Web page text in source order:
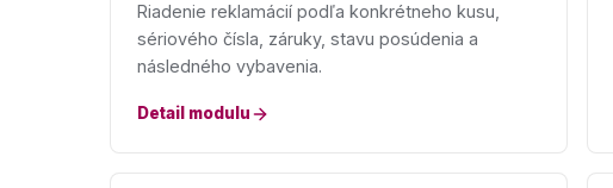
Riadenie reklamácií podľa konkrétneho kusu,
sériového čísla, záruky, stavu posúdenia a
následného vybavenia.
Detail modulu